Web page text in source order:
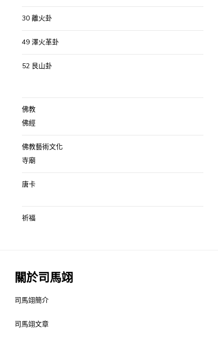
30 離火卦
49 澤火革卦
52 艮山卦
佛教
佛經
佛教藝術文化
寺廟
唐卡
祈福
關於司馬翊
司馬翊簡介
司馬翊文章